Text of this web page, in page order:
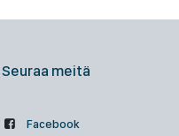
Seuraa meitä
Facebook